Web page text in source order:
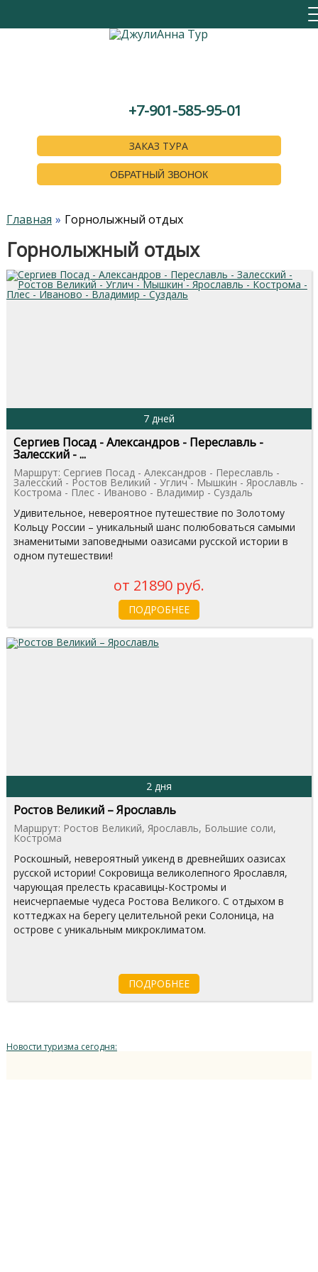
ЗАКАЗ ТУРА
ОБРАТНЫЙ ЗВОНОК
+7-901-585-95-01
Главная Горнолыжный отдых
Горнолыжный отдых
7 дней
Сергиев Посад - Александров - Переславль -
Залесский - ...
Маршрут: Сергиев Посад - Александров - Переславль -
Залесский - Ростов Великий - Углич - Мышкин - Ярославль -
Кострома - Плес - Иваново - Владимир - Суздаль
Удивительное, невероятное путешествие по Золотому
Кольцу России – уникальный шанс полюбоваться самыми
знаменитыми заповедными оазисами русской истории в
одном путешествии!
от 21890 руб.
ПОДРОБНЕЕ
2 дня
Ростов Великий – Ярославль
Маршрут: Ростов Великий, Ярославль, Большие соли,
Кострома
Роскошный, невероятный уикенд в древнейших оазисах
русской истории! Сокровища великолепного Ярославля,
чарующая прелесть красавицы-Костромы и
неисчерпаемые чудеса Ростова Великого. С отдыхом в
коттеджах на берегу целительной реки Солоница, на
острове с уникальным микроклиматом.
ПОДРОБНЕЕ
Новости туризма сегодня: